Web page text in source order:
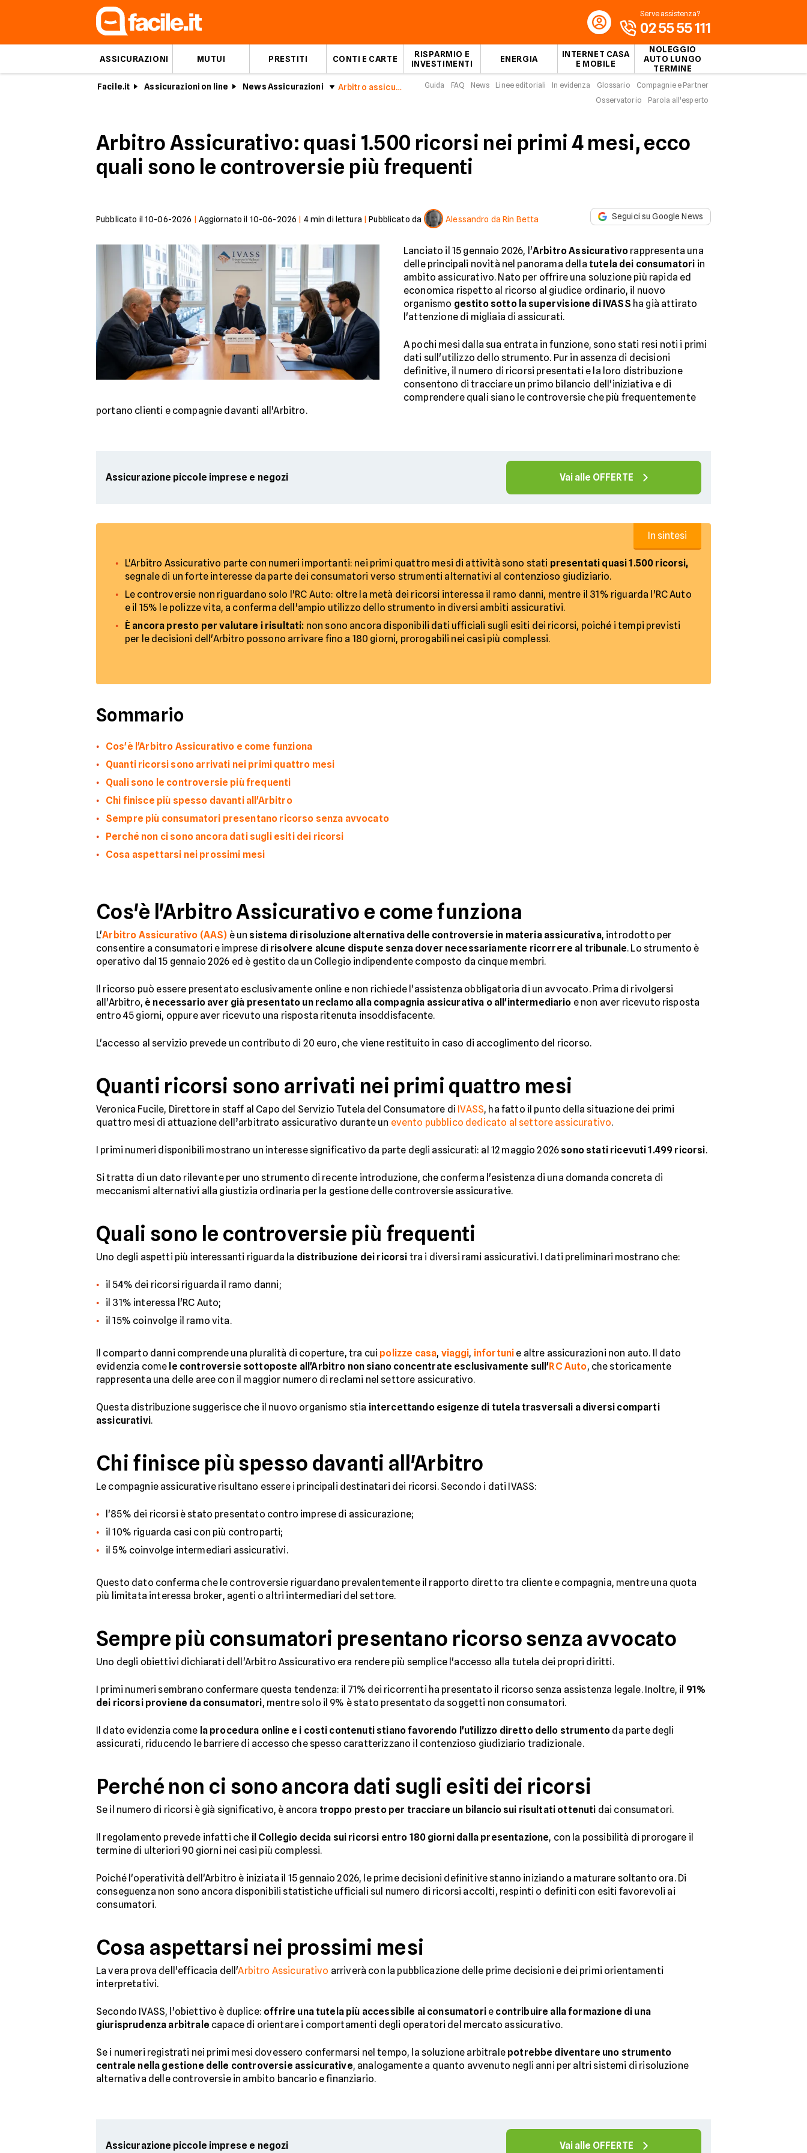
ASSICURAZIONI MUTUI PRESTITI CONTI E CARTE
RISPARMIO E
INVESTIMENTI
ENERGIA
INTERNET CASA
E MOBILE
NOLEGGIO
AUTO LUNGO
TERMINE
Serve assistenza?
02 55 55 111
Facile.it Assicurazioni on line News Assicurazioni Arbitro assicurativo: aumentano i ricorsi Guida FAQ News Linee editoriali In evidenza Glossario
Compagnie e Partner
Osservatorio
Parola all'esperto
Arbitro Assicurativo: quasi 1.500 ricorsi nei primi 4 mesi, ecco
quali sono le controversie più frequenti
Pubblicato il 10-06-2026 Aggiornato il 10-06-2026 4min di lettura |Pubblicato da Alessandro da Rin Betta Seguici su Google News
Lanciato il 15 gennaio 2026, l'Arbitro Assicurativo rappresenta una
delle principali novità nel panorama della tutela dei consumatori in
ambito assicurativo. Nato per offrire una soluzione più rapida ed
economica rispetto al ricorso al giudice ordinario, il nuovo
organismo gestito sotto la supervisione di IVASS ha già attirato
l'attenzione di migliaia di assicurati.
A pochi mesi dalla sua entrata in funzione, sono stati resi noti i primi
dati sull'utilizzo dello strumento. Pur in assenza di decisioni
definitive, il numero di ricorsi presentati e la loro distribuzione
consentono di tracciare un primo bilancio dell'iniziativa e di
comprendere quali siano le controversie che più frequentemente
portano clienti e compagnie davanti all'Arbitro.
Assicurazione piccole imprese e negozi Vai alle OFFERTE
L'Arbitro Assicurativo parte con numeri importanti: nei primi quattro mesi di attività sono stati presentati quasi 1.500 ricorsi,
segnale di un forte interesse da parte dei consumatori verso strumenti alternativi al contenzioso giudiziario.
Le controversie non riguardano solo l'RC Auto: oltre la metà dei ricorsi interessa il ramo danni, mentre il 31% riguarda l'RC Auto
e il 15% le polizze vita, a conferma dell'ampio utilizzo dello strumento in diversi ambiti assicurativi.
È ancora presto per valutare i risultati: non sono ancora disponibili dati ufficiali sugli esiti dei ricorsi, poiché i tempi previsti
per le decisioni dell'Arbitro possono arrivare fino a 180 giorni, prorogabili nei casi più complessi.
In sintesi
Sommario
Cos'è l'Arbitro Assicurativo e come funziona
Quanti ricorsi sono arrivati nei primi quattro mesi
Quali sono le controversie più frequenti
Chi finisce più spesso davanti all'Arbitro
Sempre più consumatori presentano ricorso senza avvocato
Perché non ci sono ancora dati sugli esiti dei ricorsi
Cosa aspettarsi nei prossimi mesi
Cos'è l'Arbitro Assicurativo e come funziona
L'Arbitro Assicurativo (AAS) è un sistema di risoluzione alternativa delle controversie in materia assicurativa, introdotto per
consentire a consumatori e imprese di risolvere alcune dispute senza dover necessariamente ricorrere al tribunale. Lo strumento è
operativo dal 15 gennaio 2026 ed è gestito da un Collegio indipendente composto da cinque membri.
Il ricorso può essere presentato esclusivamente online e non richiede l'assistenza obbligatoria di un avvocato. Prima di rivolgersi
all'Arbitro, è necessario aver già presentato un reclamo alla compagnia assicurativa o all'intermediario e non aver ricevuto risposta
entro 45 giorni, oppure aver ricevuto una risposta ritenuta insoddisfacente.
L'accesso al servizio prevede un contributo di 20 euro, che viene restituito in caso di accoglimento del ricorso.
Quanti ricorsi sono arrivati nei primi quattro mesi
Veronica Fucile, Direttore in staff al Capo del Servizio Tutela del Consumatore di IVASS, ha fatto il punto della situazione dei primi
quattro mesi di attuazione dell’arbitrato assicurativo durante un evento pubblico dedicato al settore assicurativo.
I primi numeri disponibili mostrano un interesse significativo da parte degli assicurati: al 12 maggio 2026 sono stati ricevuti 1.499 ricorsi.
Si tratta di un dato rilevante per uno strumento di recente introduzione, che conferma l'esistenza di una domanda concreta di
meccanismi alternativi alla giustizia ordinaria per la gestione delle controversie assicurative.
Quali sono le controversie più frequenti
Uno degli aspetti più interessanti riguarda la distribuzione dei ricorsi tra i diversi rami assicurativi. I dati preliminari mostrano che:
il 54% dei ricorsi riguarda il ramo danni;
il 31% interessa l'RC Auto;
il 15% coinvolge il ramo vita.
Il comparto danni comprende una pluralità di coperture, tra cui polizze casa, viaggi, infortuni e altre assicurazioni non auto. Il dato
evidenzia come le controversie sottoposte all'Arbitro non siano concentrate esclusivamente sull'RC Auto, che storicamente
rappresenta una delle aree con il maggior numero di reclami nel settore assicurativo.
Questa distribuzione suggerisce che il nuovo organismo stia intercettando esigenze di tutela trasversali a diversi comparti
assicurativi.
Chi finisce più spesso davanti all'Arbitro
Le compagnie assicurative risultano essere i principali destinatari dei ricorsi. Secondo i dati IVASS:
l'85% dei ricorsi è stato presentato contro imprese di assicurazione;
il 10% riguarda casi con più controparti;
il 5% coinvolge intermediari assicurativi.
Questo dato conferma che le controversie riguardano prevalentemente il rapporto diretto tra cliente e compagnia, mentre una quota
più limitata interessa broker, agenti o altri intermediari del settore.
Sempre più consumatori presentano ricorso senza avvocato
Uno degli obiettivi dichiarati dell'Arbitro Assicurativo era rendere più semplice l'accesso alla tutela dei propri diritti.
I primi numeri sembrano confermare questa tendenza: il 71% dei ricorrenti ha presentato il ricorso senza assistenza legale. Inoltre, il 91%
dei ricorsi proviene da consumatori, mentre solo il 9% è stato presentato da soggetti non consumatori.
Il dato evidenzia come la procedura online e i costi contenuti stiano favorendo l'utilizzo diretto dello strumento da parte degli
assicurati, riducendo le barriere di accesso che spesso caratterizzano il contenzioso giudiziario tradizionale.
Perché non ci sono ancora dati sugli esiti dei ricorsi
Se il numero di ricorsi è già significativo, è ancora troppo presto per tracciare un bilancio sui risultati ottenuti dai consumatori.
Il regolamento prevede infatti che il Collegio decida sui ricorsi entro 180 giorni dalla presentazione, con la possibilità di prorogare il
termine di ulteriori 90 giorni nei casi più complessi.
Poiché l'operatività dell'Arbitro è iniziata il 15 gennaio 2026, le prime decisioni definitive stanno iniziando a maturare soltanto ora. Di
conseguenza non sono ancora disponibili statistiche ufficiali sul numero di ricorsi accolti, respinti o definiti con esiti favorevoli ai
consumatori.
Cosa aspettarsi nei prossimi mesi
La vera prova dell'efficacia dell'Arbitro Assicurativo arriverà con la pubblicazione delle prime decisioni e dei primi orientamenti
interpretativi.
Secondo IVASS, l'obiettivo è duplice: offrire una tutela più accessibile ai consumatorie contribuire alla formazione di una
giurisprudenza arbitrale capace di orientare i comportamenti degli operatori del mercato assicurativo.
Se i numeri registrati nei primi mesi dovessero confermarsi nel tempo, la soluzione arbitrale potrebbe diventare uno strumento
centrale nella gestione delle controversie assicurative, analogamente a quanto avvenuto negli anni per altri sistemi di risoluzione
alternativa delle controversie in ambito bancario e finanziario.
Assicurazione piccole imprese e negozi Vai alle OFFERTE